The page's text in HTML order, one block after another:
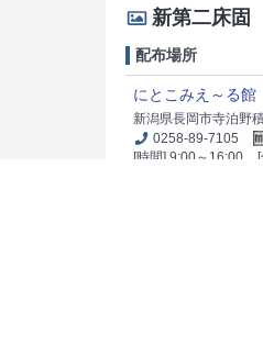
新第二床固
配布場所
にとこみえ～る館
新潟県長岡市寺泊野
0258-89-7105
[時間] 9:00～16:00